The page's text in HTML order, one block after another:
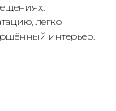
легко
интерьер.